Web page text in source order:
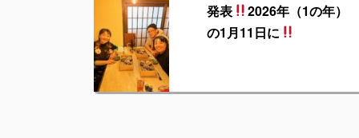
発表
2026年（1の年）
の1月11日に